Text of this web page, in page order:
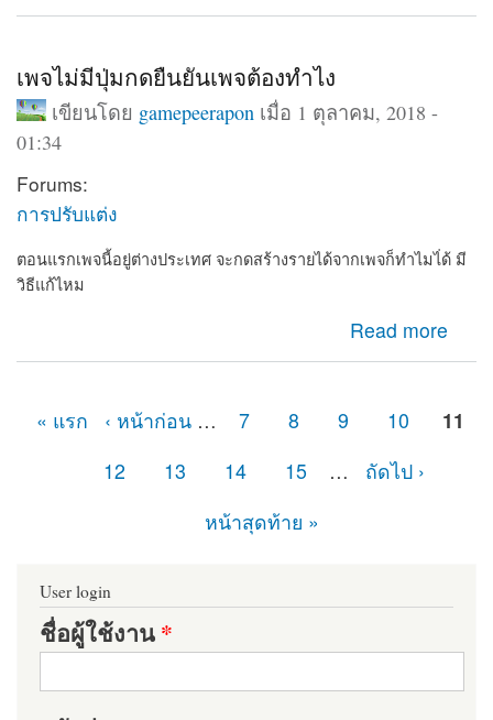
เพจไม่มีปุ่มกดยืนยันเพจต้องทำไง
เขียนโดย gamepeerapon เมื่อ 1 ตุลาคม, 2018 -
01:34
Forums:
การปรับแต่ง
ตอนแรกเพจนี้อยู่ต่างประเทศ จะกดสร้างรายได้จากเพจก็ทำไมไ่ด้ มี
วิธีแก้ไหม
Read more
หน้า« แรก ‹ หน้าก่อน … 7 8 9 10
11
12
13 14 15 …
ถัดไป ›
หน้าสุดท้าย »
User login
ชื่อผู้ใช้งาน*